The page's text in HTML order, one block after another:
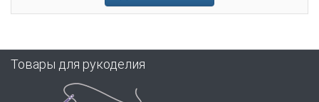
Товары для рукоделия